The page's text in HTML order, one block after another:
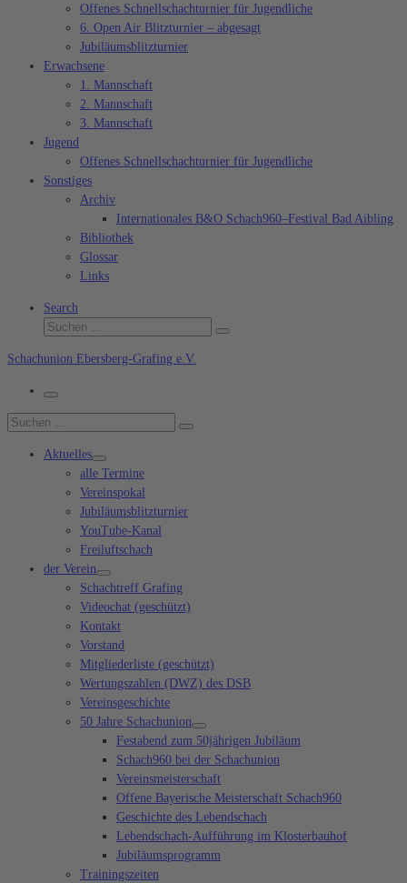
Offenes Schnellschachturnier für Jugendliche
6. Open Air Blitzturnier – abgesagt
Jubiläumsblitzturnier
Erwachsene
1. Mannschaft
2. Mannschaft
3. Mannschaft
Jugend
Offenes Schnellschachturnier für Jugendliche
Sonstiges
Archiv
Internationales B&O Schach960–Festival Bad Aibling
Bibliothek
Glossar
Links
Search
Suche
Suchen …
Schachunion Ebersberg-Grafing e.V.
Menü
Suche
Suchen …
Aktuelles
alle Termine
Vereinspokal
Jubiläumsblitzturnier
YouTube-Kanal
Freiluftschach
der Verein
Schachtreff Grafing
Videochat (geschützt)
Kontakt
Vorstand
Mitgliederliste (geschützt)
Wertungszahlen (DWZ) des DSB
Vereinsgeschichte
50 Jahre Schachunion
Festabend zum 50jährigen Jubiläum
Schach960 bei der Schachunion
Vereinsmeisterschaft
Offene Bayerische Meisterschaft Schach960
Geschichte des Lebendschach
Lebendschach-Aufführung im Klosterbauhof
Jubiläumsprogramm
Trainingszeiten